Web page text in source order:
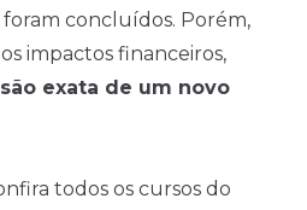
foram concluídos. Porém,
impactos financeiros,
exata de um novo
todos os cursos do